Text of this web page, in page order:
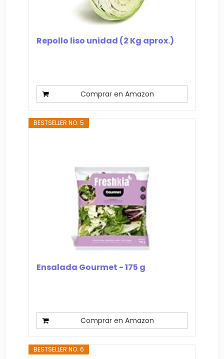
Repollo liso unidad (2 Kg aprox.)
Comprar en Amazon
BESTSELLER NO. 5
Ensalada Gourmet - 175 g
Comprar en Amazon
BESTSELLER NO. 6